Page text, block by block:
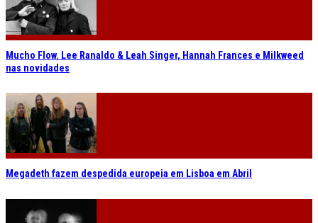
Mucho Flow. Lee Ranaldo & Leah Singer, Hannah Frances e Milkweed
nas novidades
Megadeth fazem despedida europeia em Lisboa em Abril